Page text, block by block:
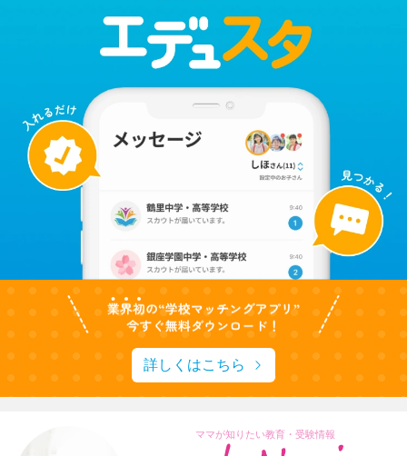
詳しくはこちら
ママが知りたい教育・受験情報